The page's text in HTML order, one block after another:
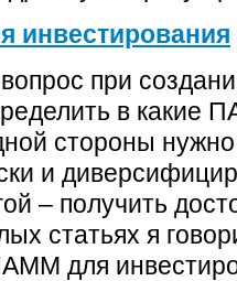
при
в какие
стороны нужно
и
– получить
статьях я
для